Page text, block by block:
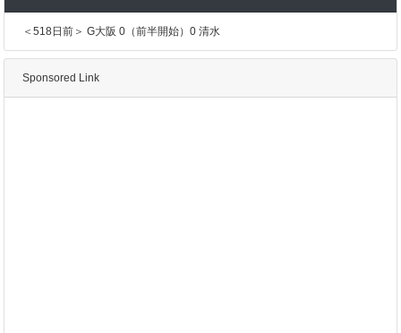
＜518日前＞ G大阪 0（前半開始）0 清水
Sponsored Link